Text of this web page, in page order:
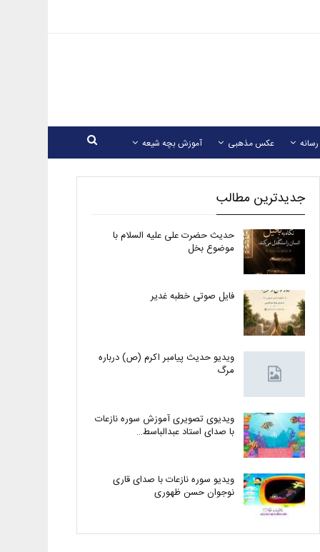
رسانه عکس مذهبی آموزش بچه شیعه
جدیدترین مطالب
حدیث حضرت علی علیه السلام با
موضوع بخل
فایل صوتی خطبه غدیر
ویدیو حدیث پیامبر اکرم (ص) درباره
مرگ
ویدیوی تصویری آموزش سوره نازعات
با صدای استاد عبدالباسط…
ویدیو سوره نازعات با صدای قاری
نوجوان حسن ظهوری